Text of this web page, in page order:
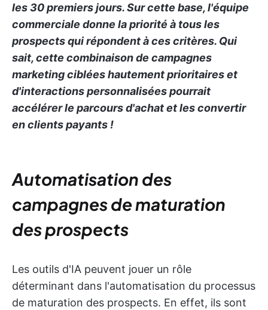
les 30 premiers jours. Sur cette base, l'équipe
commerciale donne la priorité à tous les
prospects qui répondent à ces critères. Qui
sait, cette combinaison de campagnes
marketing ciblées hautement prioritaires et
d'interactions personnalisées pourrait
accélérer le parcours d'achat et les convertir
en clients payants !
Automatisation des
campagnes de maturation
des prospects
Les outils d'IA peuvent jouer un rôle
déterminant dans l'automatisation du processus
de maturation des prospects. En effet, ils sont